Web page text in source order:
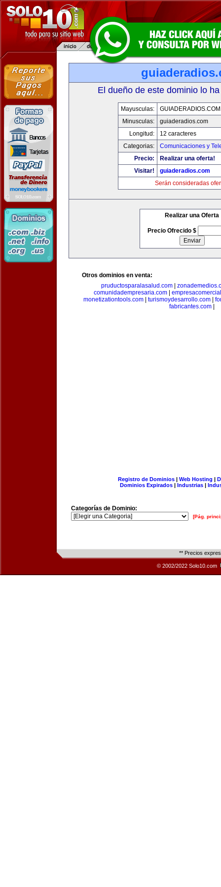
El dueño de este dominio lo
Mayusculas:
GUIADERADIOS.COM
Minusculas:
guiaderadios.com
Longitud:
12 caracteres
Categorias:
Comunicaciones y
Precio:
Realizar una oferta!
Visitar!
guiaderadios.com
Serán consideradas
Realizar una Oferta
Precio Ofrecido $
Otros dominios en venta:
pruductosparalasalud.com|
comunidadempresaria.com
monetizationtools.com| turismoydesarrollo.com|
fabricantes.com
Registro de Dominios| Web Hosting |
Dominios Expirados | Industrias |
Categorías de Dominio:
[Pág.
** Precios
© 2002/2022 Solo10.com